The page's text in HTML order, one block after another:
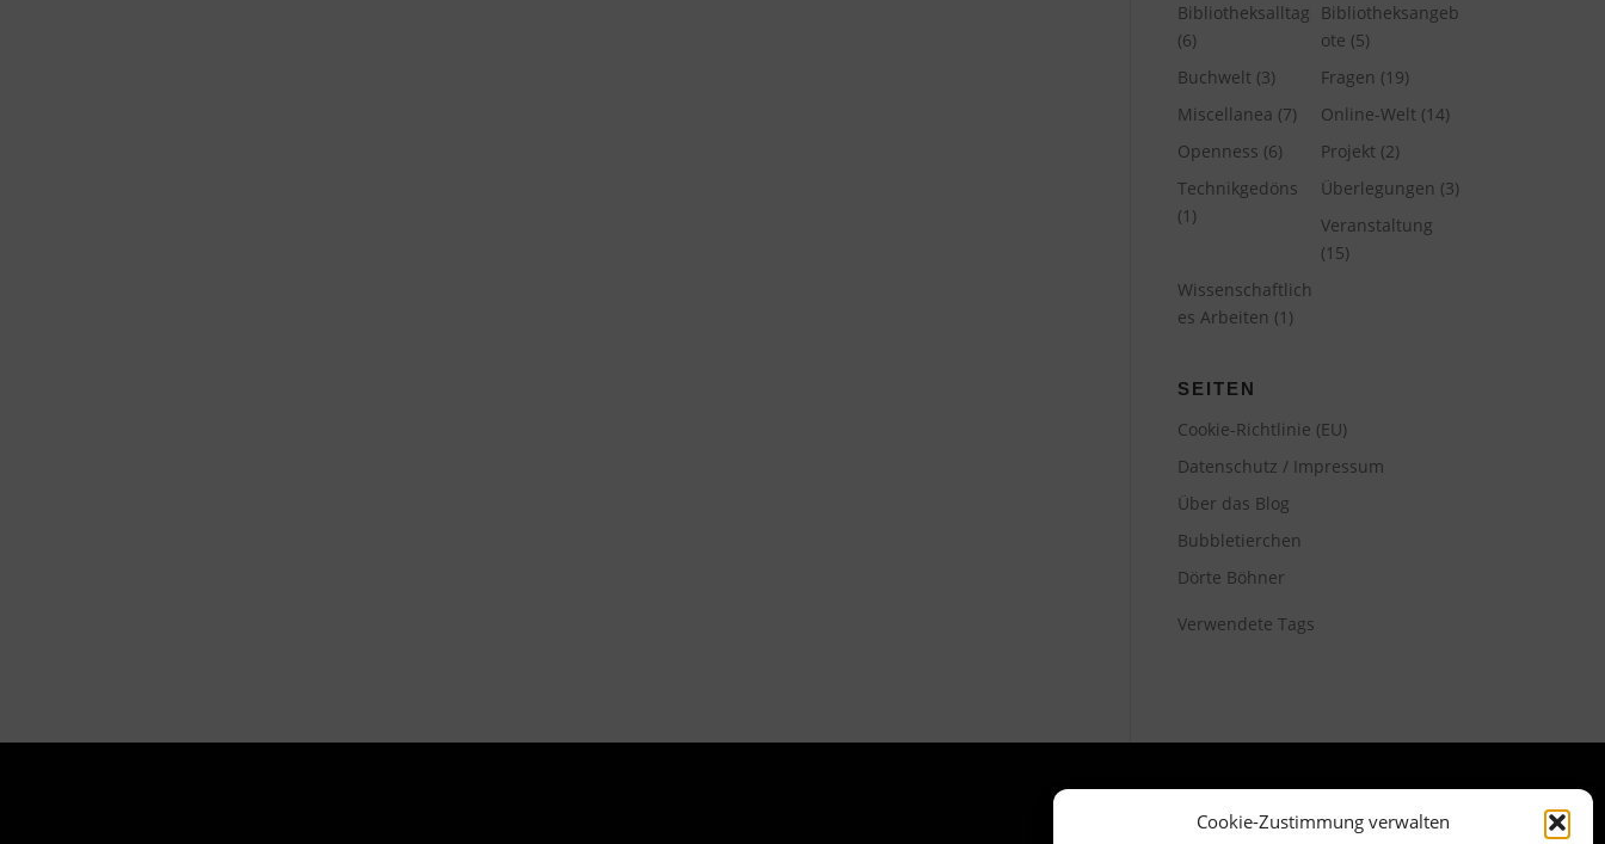
Cookie-Zustimmung verwalten
Bibliotheksalltag
(6)
Bibliotheksangeb
ote (5)
Buchwelt (3) Fragen (19)
Miscellanea (7) Online-Welt (14)
Openness (6) Projekt (2)
Technikgedöns
(1)
Überlegungen (3)
Veranstaltung
(15)
Wissenschaftlich
es Arbeiten (1)
SEITEN
Cookie-Richtlinie (EU)
Datenschutz / Impressum
Über das Blog
Bubbletierchen
Dörte Böhner
Verwendete Tags